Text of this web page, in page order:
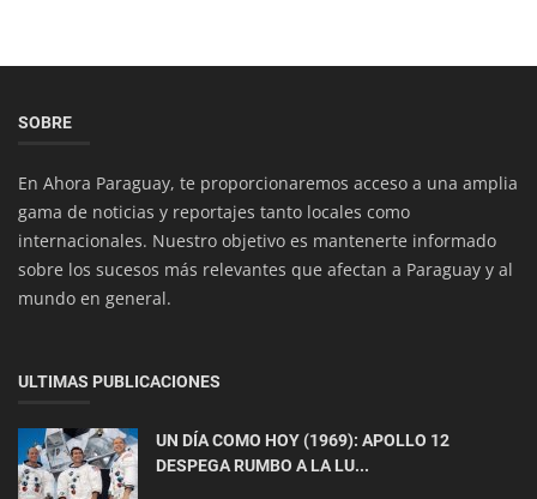
Interés General
Historia con el tercer vuelo de prueba de
Starship
SOBRE
En Ahora Paraguay, te proporcionaremos acceso a una amplia
gama de noticias y reportajes tanto locales como
internacionales. Nuestro objetivo es mantenerte informado
sobre los sucesos más relevantes que afectan a Paraguay y al
mundo en general.
ULTIMAS PUBLICACIONES
UN DÍA COMO HOY (1969): APOLLO 12
DESPEGA RUMBO A LA LU...